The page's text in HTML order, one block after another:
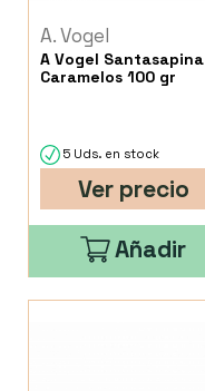
A. Vogel
A Vogel Santasapina
Caramelos 100 gr
5 Uds. en stock
Ver precio
Añadir